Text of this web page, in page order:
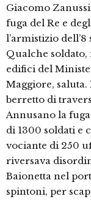
Giacomo
fuga del Re e
l’armistizio dell’8
Qualche
edifici del
Maggiore,
berretto di
Annusano la
di 1300 soldati e
vociante di 250
riversava
Baionetta nel
spintoni, per